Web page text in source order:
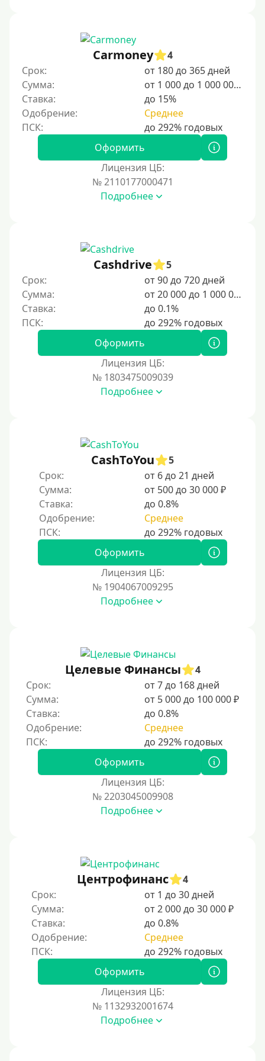
20000 руб
25000 руб
30000 руб
30000 руб на год
35000 руб
40000 руб
150000 руб
200000 руб
250000 руб
Карты банков и платежные системы
Мастеркард
Через Юнистрим (Unistream)
На Вебмани
Виза (Visa)
Моментум (Momentum)
Через систему Контакт (Contact)
Золотая Корона
Через систему быстрых платежей СБП
Способы получения
Без активации сервиса
Не выходя из дома
Без посещения офиса
В офисе
В ломбарде
Роботы займов
Онлайн на карту в Telegram
Без списания денег с карты
Денежным переводом
Carmoney
4
Срок:
от 180 до 365 дней
Сумма:
от 1 000 до 1 000 000 ₽
Ставка:
до 15%
Одобрение:
Среднее
Оформить
Лицензия ЦБ:
№ 2110177000471
Подробнее
Cashdrive
5
Срок:
от 90 до 720 дней
Сумма:
от 20 000 до 1 000 000 ₽
Ставка:
до 0.1%
Оформить
Лицензия ЦБ:
№ 1803475009039
Подробнее
CashToYou
5
Срок:
от 6 до 21 дней
Сумма:
от 500 до 30 000 ₽
Ставка:
до 0.8%
Одобрение:
Среднее
Оформить
Лицензия ЦБ:
№ 1904067009295
Подробнее
Целевые Финансы
4
Срок:
от 7 до 168 дней
Сумма:
от 5 000 до 100 000 ₽
Ставка:
до 0.8%
Одобрение:
Среднее
Оформить
Лицензия ЦБ:
№ 2203045009908
Подробнее
Центрофинанс
4
Срок:
от 1 до 30 дней
Сумма:
от 2 000 до 30 000 ₽
Ставка:
до 0.8%
Одобрение:
Среднее
Оформить
Лицензия ЦБ:
№ 1132932001674
Подробнее